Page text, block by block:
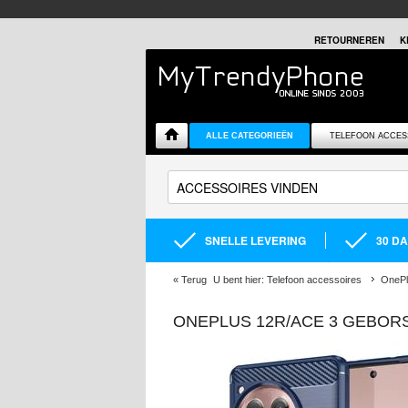
RETOURNEREN
ALLE CATEGORIEËN TELEFOON
SNELLE LEVERING 30
« Terug U bent hier: Telefoon accessoires
ONEPLUS 12R/ACE 3